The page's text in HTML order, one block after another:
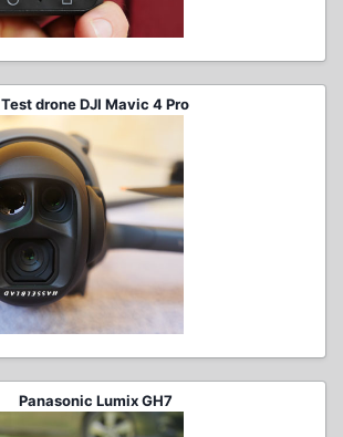
Test drone DJI Mavic 4 Pro
Panasonic Lumix GH7